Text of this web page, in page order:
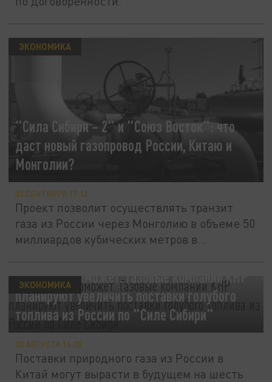
"Сила Сибири – 2" и "Союз Восток": что
даст новый газопровод России, Китаю и
Монголии?
ЭКОНОМИКА
02 СЕНТЯБРЯ 17:12
Проект позволит осуществлять транзит
газа из России через Монголию в объеме 50
миллиардов кубических метров в...
Китай нам поможет. Газовые компании КНР
планируют увеличить поставки голубого
топлива из России по "Силе Сибири"
ЭКОНОМИКА
30 АВГУСТА 14:30
Поставки природного газа из России в
Китай могут вырасти в будущем на шесть